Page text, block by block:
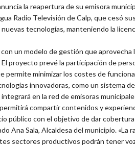
la reapertura de su emisora
Radio Televisión de Calp, que cesó
nuevas tecnologías, manteniendo la
un modelo de gestión que
El proyecto prevé la participación de
permite minimizar los costes de
innovadoras, como un sistema
en la red de emisoras
compartir contenidos y
público con el objetivo de dar
Ana Sala, Alcaldesa del municipio.
sectores productivos podrán tener